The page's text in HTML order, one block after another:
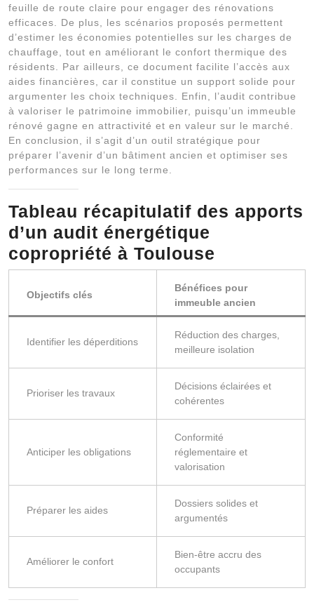
feuille de route claire pour engager des rénovations
efficaces. De plus, les scénarios proposés permettent
d’estimer les économies potentielles sur les charges de
chauffage, tout en améliorant le confort thermique des
résidents. Par ailleurs, ce document facilite l’accès aux
aides financières, car il constitue un support solide pour
argumenter les choix techniques. Enfin, l’audit contribue
à valoriser le patrimoine immobilier, puisqu’un immeuble
rénové gagne en attractivité et en valeur sur le marché.
En conclusion, il s’agit d’un outil stratégique pour
préparer l’avenir d’un bâtiment ancien et optimiser ses
performances sur le long terme.
Tableau récapitulatif des apports
d’un audit énergétique
copropriété à Toulouse
Objectifs clés
Bénéfices pour
immeuble ancien
Identifier les déperditions
Réduction des charges,
meilleure isolation
Prioriser les travaux
Décisions éclairées et
cohérentes
Anticiper les obligations
Conformité
réglementaire et
valorisation
Préparer les aides
Dossiers solides et
argumentés
Améliorer le confort
Bien-être accru des
occupants